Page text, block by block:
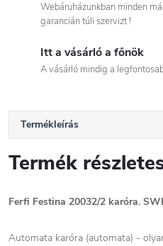
Webáruházunkban minden
garancián túli szervizt !
Itt a vásárló a főnök
A vásárló mindig a
Termékleírás
Termék
Ferfi Festina 20032/2 karóra.
Automata karóra (automata) -